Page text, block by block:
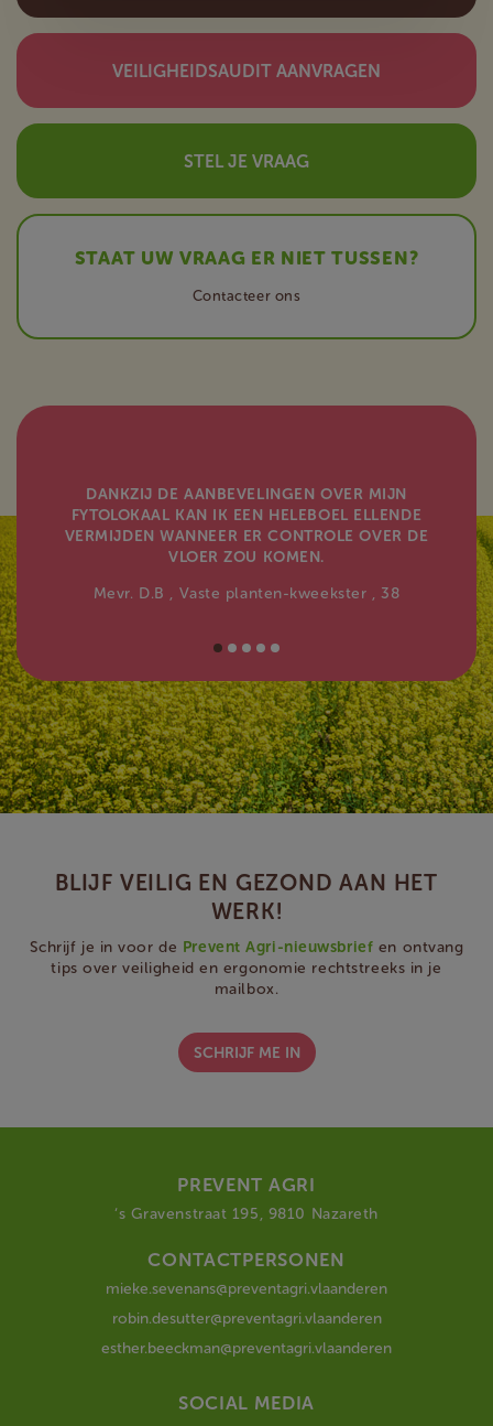
VEILIGHEIDSAUDIT AANVRAGEN
STEL JE VRAAG
STAAT UW VRAAG ER NIET TUSSEN?
Contacteer ons
DANKZIJ DE AANBEVELINGEN OVER MIJN
FYTOLOKAAL KAN IK EEN HELEBOEL ELLENDE
VERMIJDEN WANNEER ER CONTROLE OVER DE
VLOER ZOU KOMEN.
Mevr. D.B , Vaste planten-kweekster , 38
BLIJF VEILIG EN GEZOND AAN HET
WERK!
Schrijf je in voor de Prevent Agri-nieuwsbrief en ontvang
tips over veiligheid en ergonomie rechtstreeks in je
mailbox.
SCHRIJF ME IN
PREVENT AGRI
‘s Gravenstraat 195, 9810 Nazareth
CONTACTPERSONEN
mieke.sevenans@preventagri.vlaanderen
robin.desutter@preventagri.vlaanderen
esther.beeckman@preventagri.vlaanderen
SOCIAL MEDIA